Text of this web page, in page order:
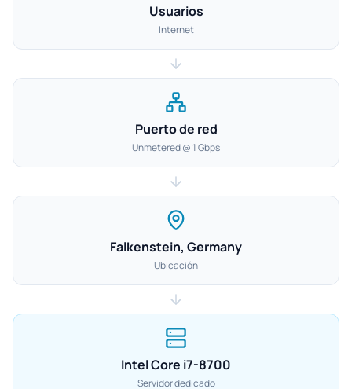
Usuarios
Internet
Puerto de red
Unmetered @ 1 Gbps
Falkenstein, Germany
Ubicación
Intel Core i7-8700
Servidor dedicado